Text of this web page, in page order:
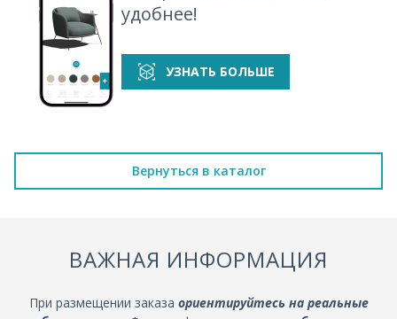
удобнее!
УЗНАТЬ БОЛЬШЕ
Вернуться в каталог
ВАЖНАЯ ИНФОРМАЦИЯ
При размещении заказа ориентируйтесь на реальные